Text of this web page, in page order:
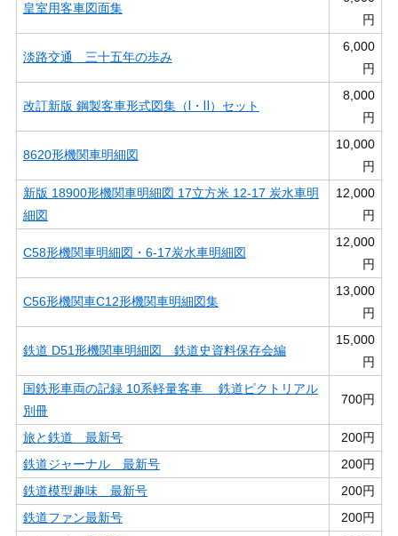
皇室用客車図面集
円
淡路交通 三十五年の歩み
6,000
円
改訂新版 鋼製客車形式図集（Ⅰ・Ⅱ）セット
8,000
円
8620形機関車明細図
10,000
円
新版 18900形機関車明細図 17立方米 12-17 炭水車明
細図
12,000
円
C58形機関車明細図・6-17炭水車明細図
12,000
円
C56形機関車C12形機関車明細図集
13,000
円
鉄道 D51形機関車明細図 鉄道史資料保存会編
15,000
円
国鉄形車両の記録 10系軽量客車 鉄道ピクトリアル
別冊
700円
旅と鉄道 最新号
200円
鉄道ジャーナル 最新号
200円
鉄道模型趣味 最新号
200円
鉄道ファン最新号
200円